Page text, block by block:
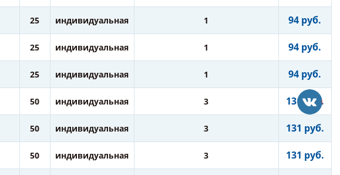
25 индивидуальная 1 94 руб.
25 индивидуальная 1 94 руб.
25 индивидуальная 1 94 руб.
50 индивидуальная 3 131 руб.
50 индивидуальная 3 131 руб.
50 индивидуальная 3 131 руб.